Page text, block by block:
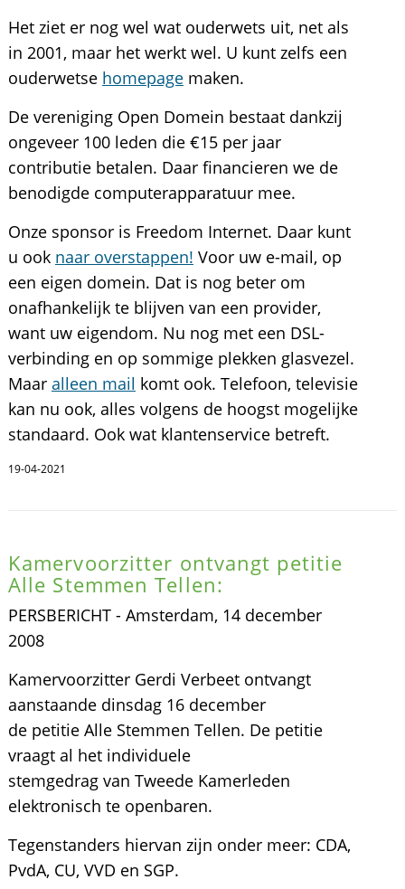
Het ziet er nog wel wat ouderwets uit, net als
in 2001, maar het werkt wel. U kunt zelfs een
ouderwetse homepagemaken.
De vereniging Open Domein bestaat dankzij
ongeveer 100 leden die €15 per jaar
contributie betalen. Daar financieren we de
benodigde computerapparatuur mee.
Onze sponsor is Freedom Internet. Daar kunt
u ook naar overstappen! Voor uw e-mail, op
een eigen domein. Dat is nog beter om
onafhankelijk te blijven van een provider,
want uw eigendom. Nu nog met een DSL-
verbinding en op sommige plekken glasvezel.
Maar alleen mail komt ook. Telefoon, televisie
kan nu ook, alles volgens de hoogst mogelijke
standaard. Ook wat klantenservice betreft.
19-04-2021
Kamervoorzitter ontvangt petitie
Alle Stemmen Tellen:
PERSBERICHT - Amsterdam, 14 december
2008
Kamervoorzitter Gerdi Verbeet ontvangt
aanstaande dinsdag 16 december
de petitie Alle Stemmen Tellen. De petitie
vraagt al het individuele
stemgedrag van Tweede Kamerleden
elektronisch te openbaren.
Tegenstanders hiervan zijn onder meer: CDA,
PvdA, CU, VVD en SGP.